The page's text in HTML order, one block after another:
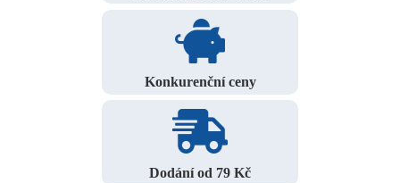
Konkurenční ceny
Dodání od 79 Kč